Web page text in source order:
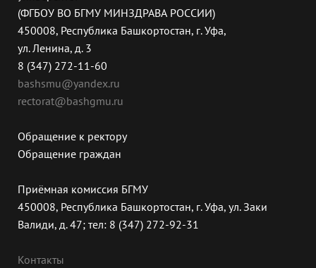
(ФГБОУ ВО БГМУ МИНЗДРАВА РОССИИ)
450008, Республика Башкортостан, г. Уфа,
ул. Ленина, д. 3
8 (347) 272-11-60
bashsmu@yandex.ru
rectorat@bashgmu.ru
Обращение к ректору
Обращение граждан
Приёмная комиссия БГМУ
450008, Республика Башкортостан, г. Уфа, ул. Заки
Валиди, д. 47; тел: 8 (347) 272-92-31
Контакты